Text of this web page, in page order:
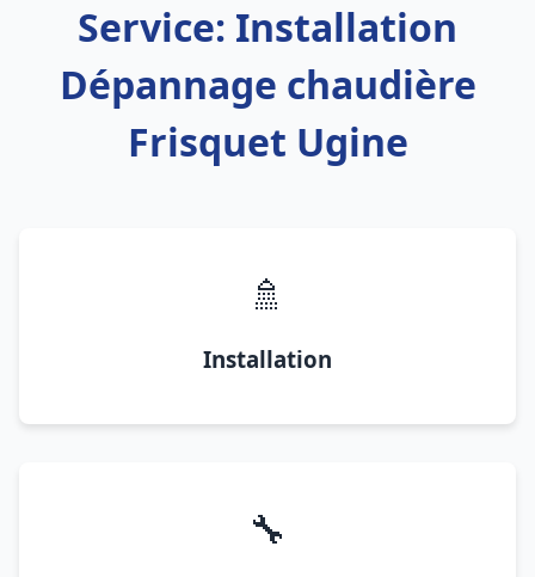
Service: Installation
Dépannage chaudière
Frisquet Ugine
🚿
Installation
🔧